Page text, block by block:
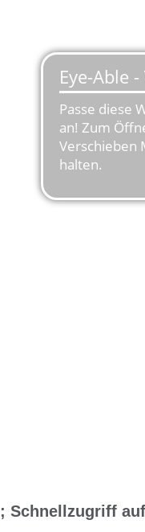
Schnellzugriff